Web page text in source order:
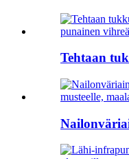
Tehtaan